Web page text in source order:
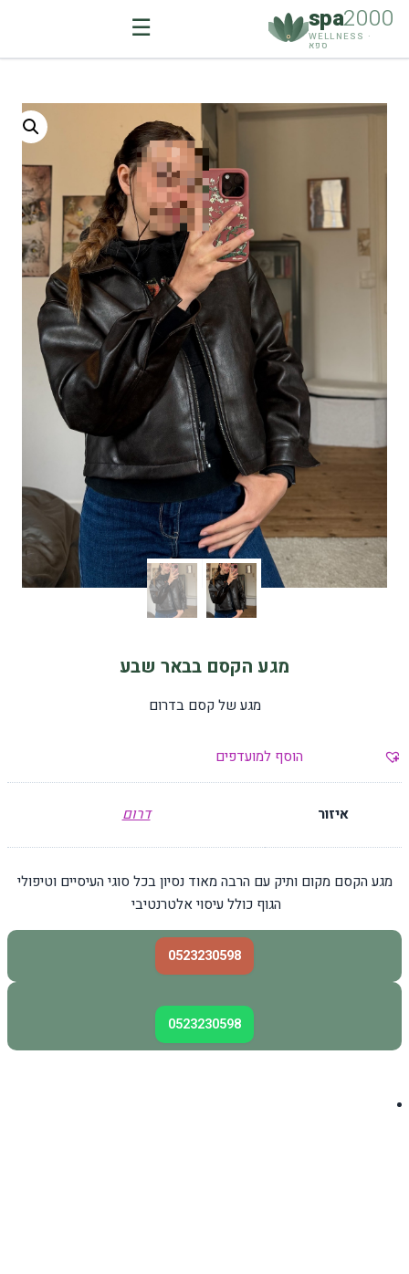
spa2000
WELLNESS ·
ספא ☰
content
מגע הקסם בבאר שבע
מגע של קסם בדרום
הוסף למועדפים
איזור דרום
מגע הקסם מקום ותיק עם הרבה מאוד נסיון בכל סוגי העיסיים וטיפולי
הגוף כולל עיסוי אלטרנטיבי
0523230598
0523230598